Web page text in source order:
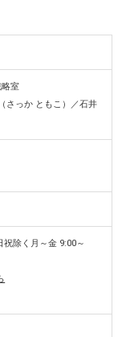
室
さっか ともこ）／石井
除く月～金 9:00～